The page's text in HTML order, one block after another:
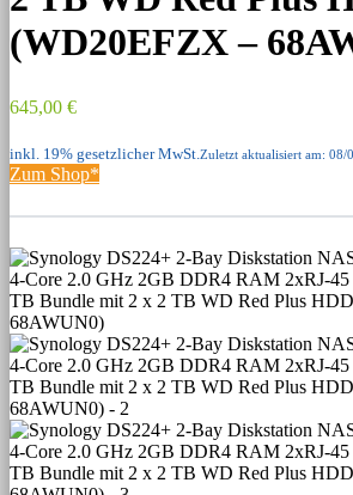
(WD20EFZX –
645,00 €
inkl. 19% gesetzlicher MwSt. Zuletzt aktualisiert am: 08/
Zum Shop*